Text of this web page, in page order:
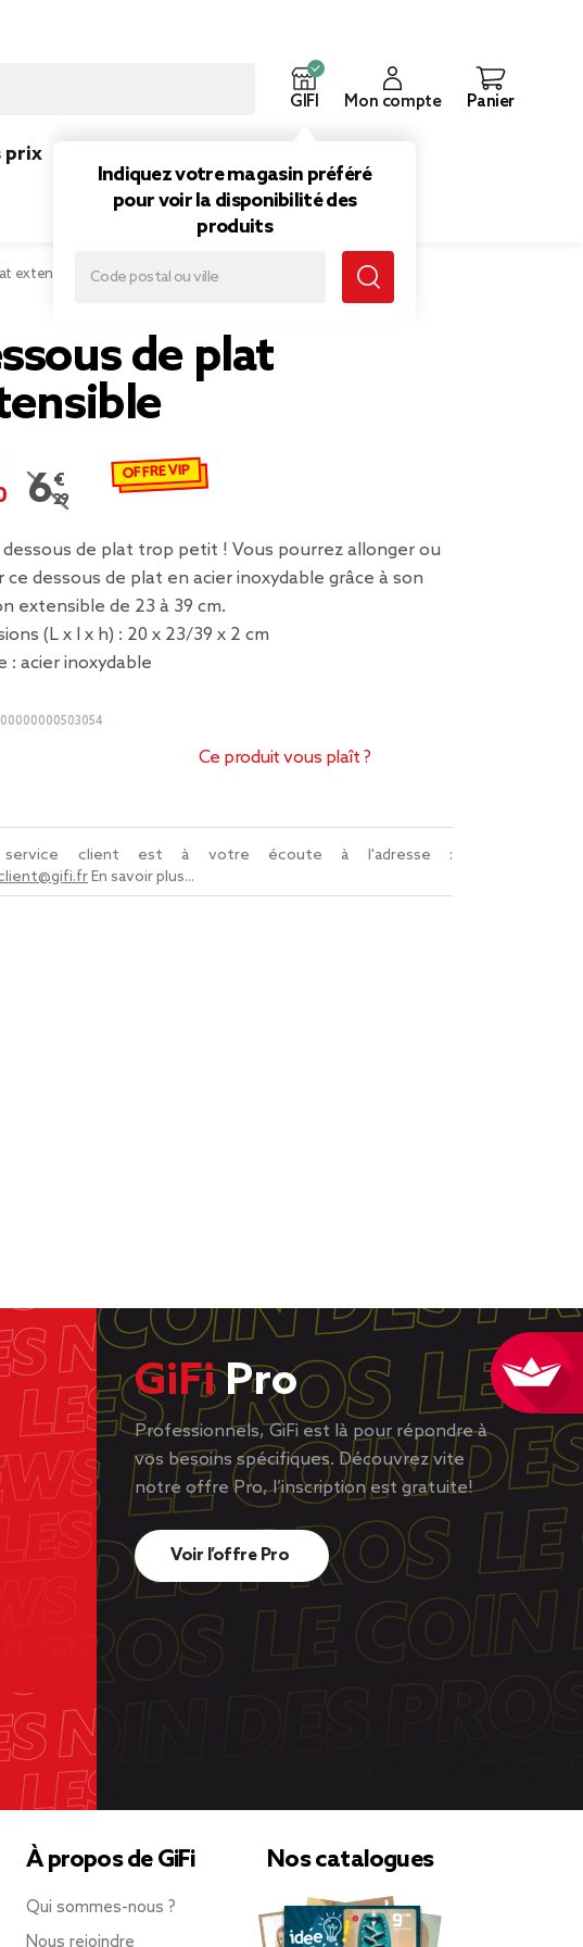
GIFI
Indiquez votre magasin préféré
pour voir la disponibilité des
produits
Mon compte Panier
prix
extensible
de plat
Prix remisé de 6,29 € à 4,40 €
6,29 €
OFFRE VIP
dessous de plat trop petit ! Vous pourrez allonger ou
ce dessous de plat en acier inoxydable grâce à son
extensible de 23 à 39 cm.
(L x l x h) : 20 x 23/39 x 2 cm
: acier inoxydable
Ce produit vous plaît ?
service client est à votre écoute à l'adresse :
En savoir plus...
GiFiPro
Professionnels, GiFi est là pour répondre à
vos besoins spécifiques. Découvrez vite
notre offre Pro, l’inscription est gratuite!
Voir l’offre Pro
À propos de GiFi
Qui sommes-nous ?
Nous rejoindre
Nos catalogues